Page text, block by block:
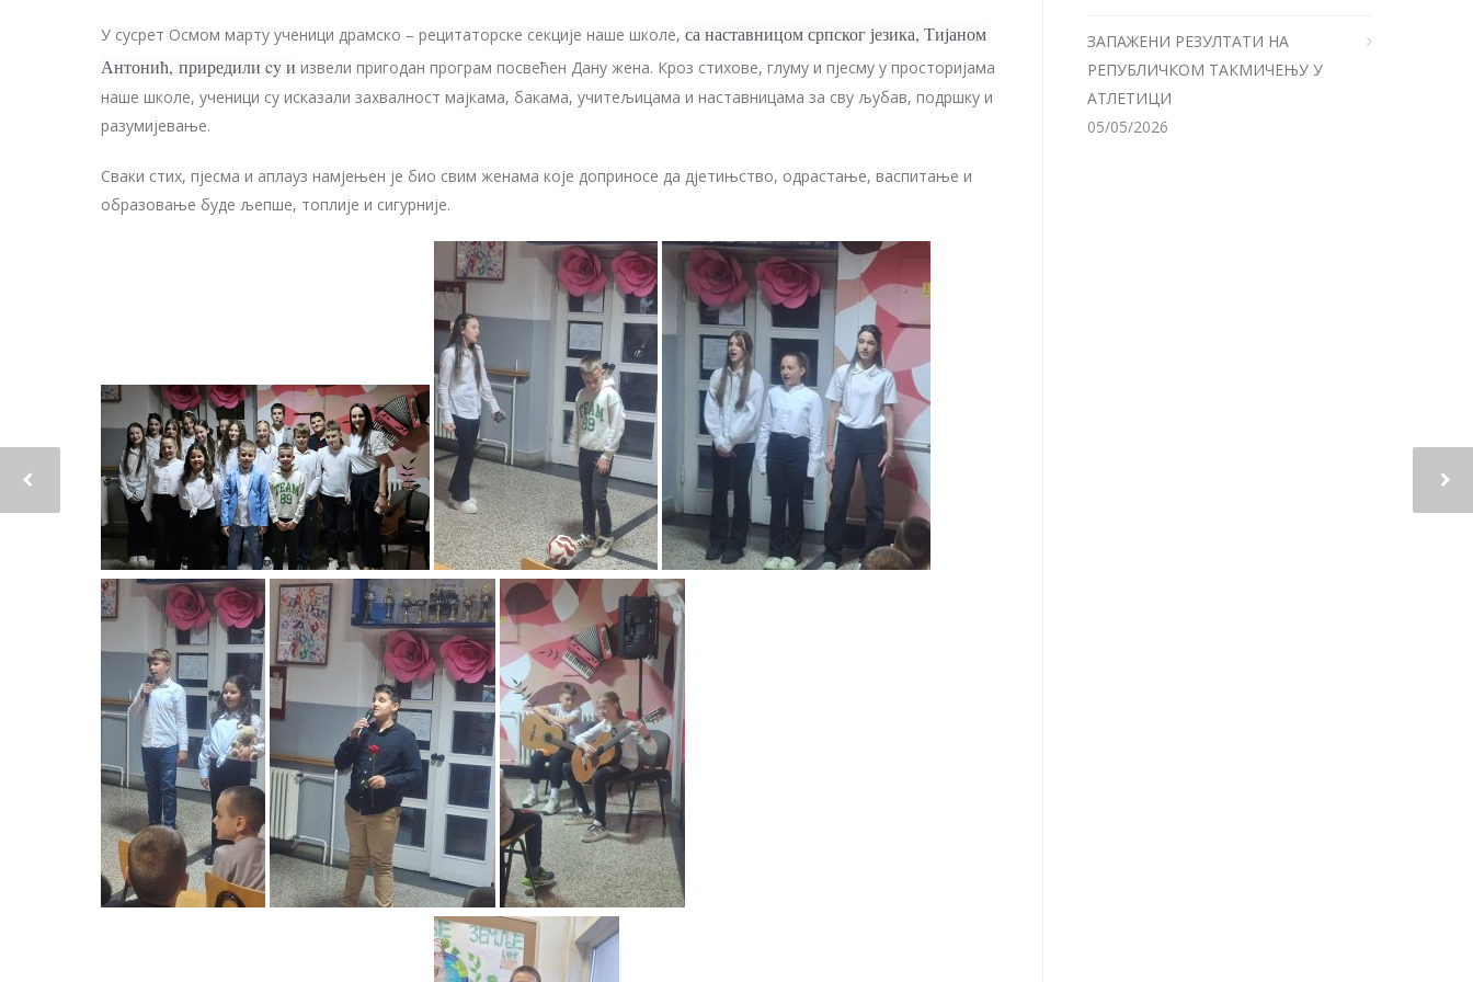
У сусрет Осмом марту ученици драмско – рецитаторске секције наше школе, са наставницом српског језика, Тијаном
Антонић, приредили cyи извели пригодан програм посвећен Дану жена. Кроз стихове, глуму и пјесму у просторијама
наше школе, ученици су исказали захвалност мајкама, бакама, учитељицама и наставницама за сву љубав, подршку и
разумијевање.
Сваки стих, пјесма и аплауз намјењен је био свим женама које доприносе да дјетињство, одрастање, васпитање и
образовање буде љепше, топлије и сигурније.
ЗАПАЖЕНИ РЕЗУЛТАТИ НА
РЕПУБЛИЧКОМ ТАКМИЧЕЊУ У
АТЛЕТИЦИ
05/05/2026